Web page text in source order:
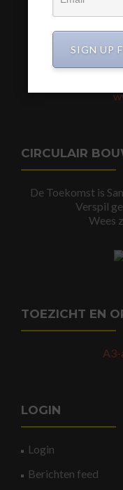
CIRCULAIR
De Toekomst is
Verspil
Wees
TOEZICHT EN
A3-
LOGIN
Login
Berichten feed
SIGN UP